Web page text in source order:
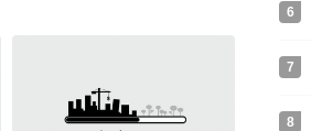
6
7
8